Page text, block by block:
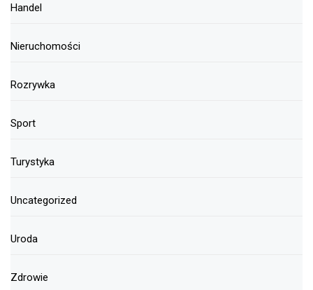
Handel
Nieruchomości
Rozrywka
Sport
Turystyka
Uncategorized
Uroda
Zdrowie